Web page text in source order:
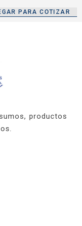
PARA COTIZAR
productos